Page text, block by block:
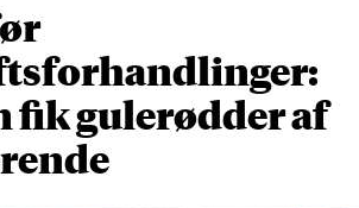
fik gulerødder af